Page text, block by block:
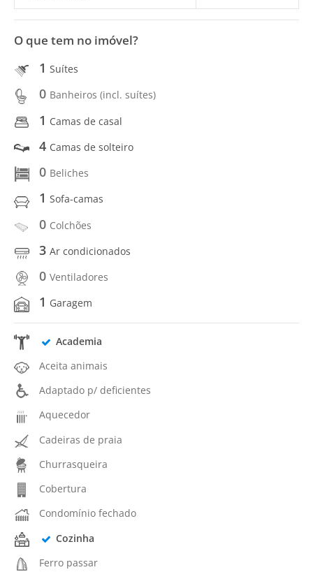
O que tem no imóvel?
1 Suítes
0 Banheiros (incl. suítes)
1 Camas de casal
4 Camas de solteiro
0 Beliches
1 Sofa-camas
0 Colchões
3 Ar condicionados
0 Ventiladores
1 Garagem
Academia
Aceita animais
Adaptado p/ deficientes
Aquecedor
Cadeiras de praia
Churrasqueira
Cobertura
Condomínio fechado
Cozinha
Ferro passar